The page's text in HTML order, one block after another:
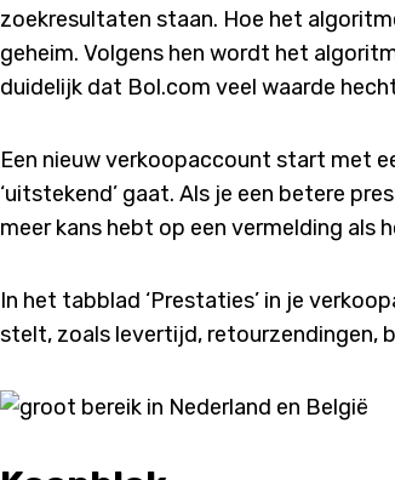
zoekresultaten staan. Hoe het
geheim. Volgens hen wordt het
duidelijk dat Bol.com veel waarde
Een nieuw verkoopaccount start met
‘uitstekend’ gaat. Als je een betere
meer kans hebt op een vermelding
In het tabblad ‘Prestaties’ in je
stelt, zoals levertijd, retourzendingen,